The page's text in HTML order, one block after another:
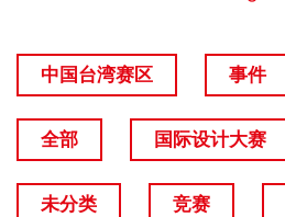
中国台湾赛区 事件
全部 国际设计大赛
未分类 竞赛